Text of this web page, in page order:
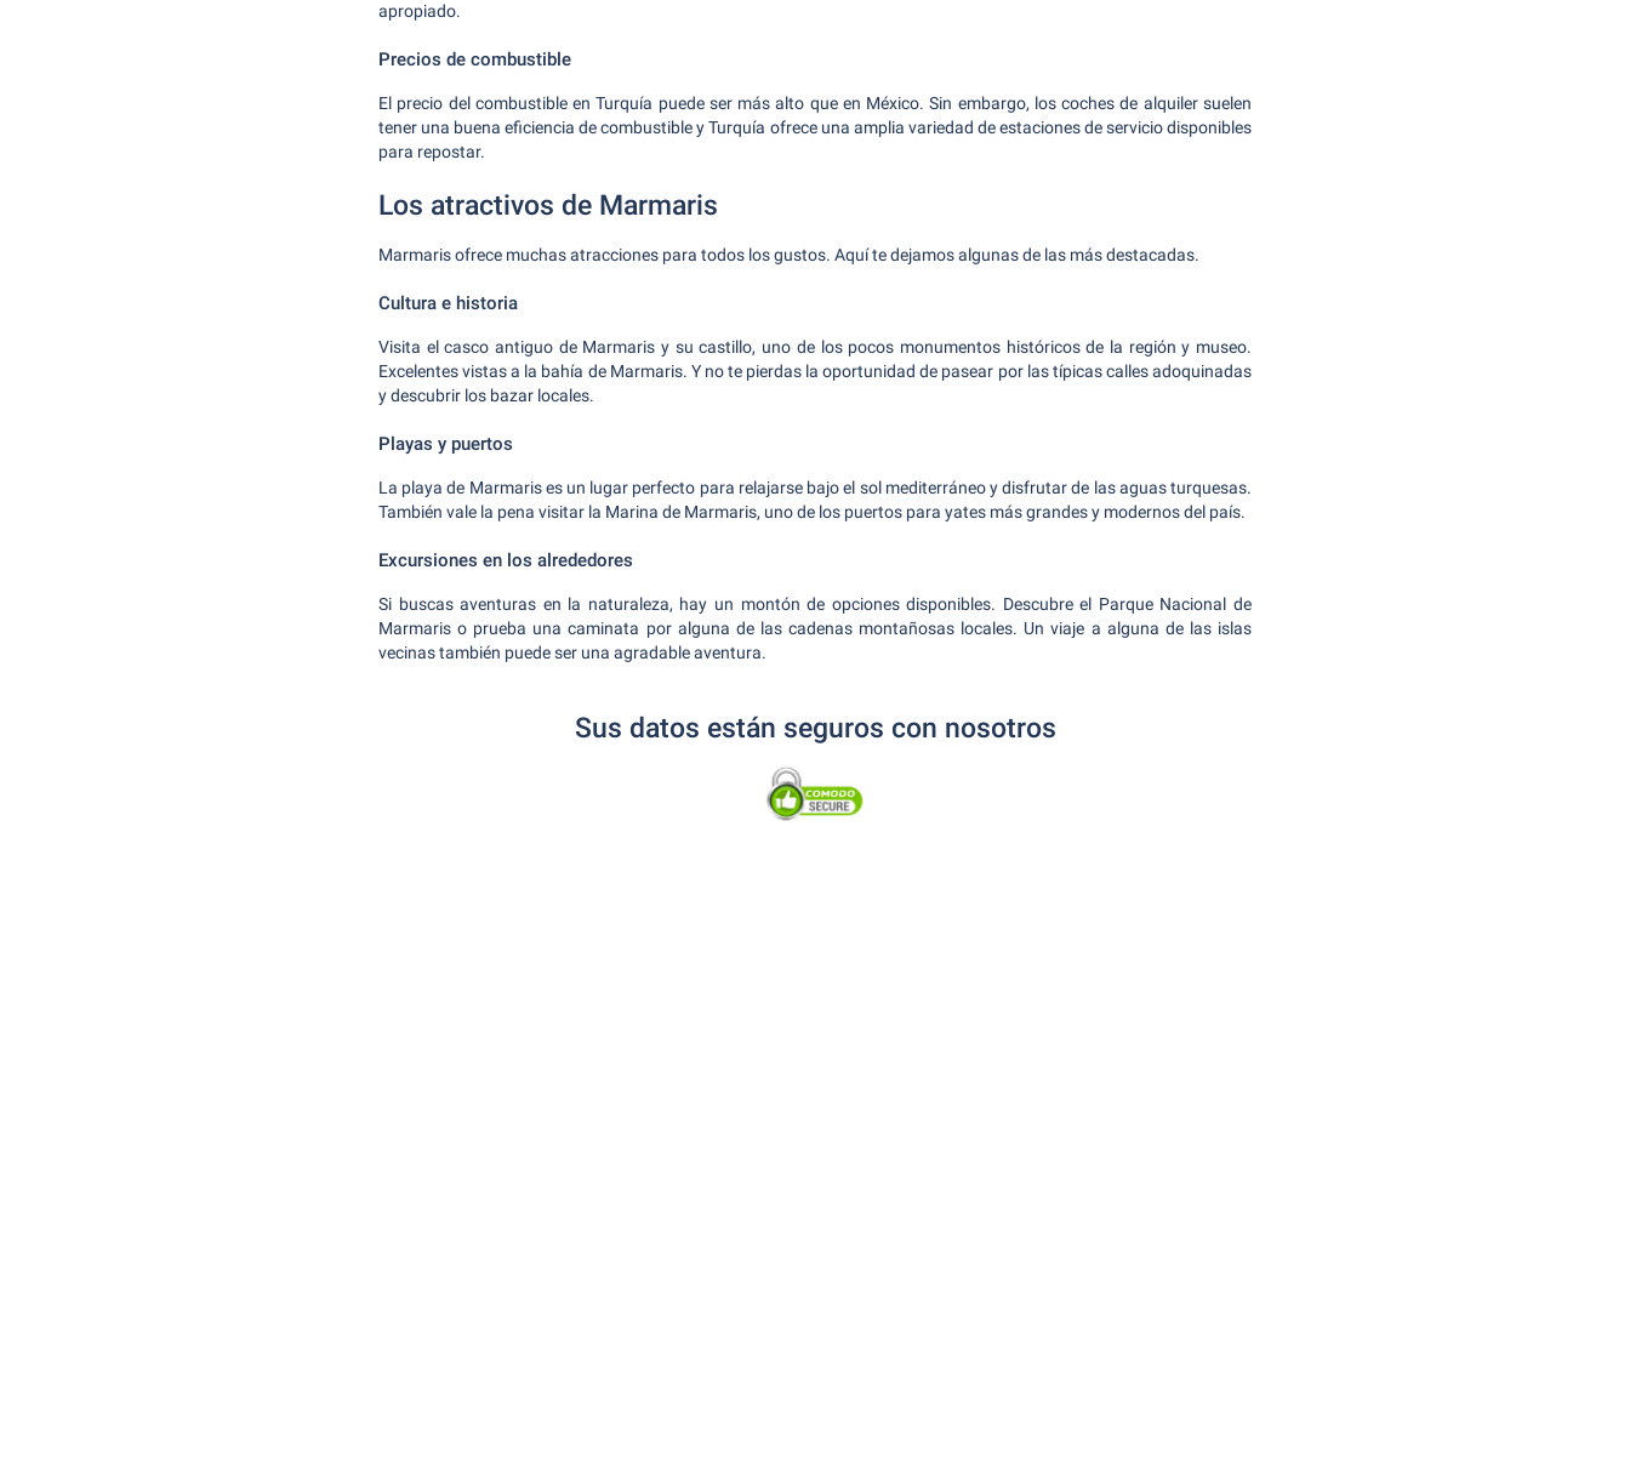
apropiado.
Precios de combustible
El precio del combustible en Turquía puede ser más alto que en México. Sin embargo, los coches de alquiler suelen
tener una buena eficiencia de combustible y Turquía ofrece una amplia variedad de estaciones de servicio disponibles
para repostar.
Los atractivos de Marmaris
Marmaris ofrece muchas atracciones para todos los gustos. Aquí te dejamos algunas de las más destacadas.
Cultura e historia
Visita el casco antiguo de Marmaris y su castillo, uno de los pocos monumentos históricos de la región y museo.
Excelentes vistas a la bahía de Marmaris. Y no te pierdas la oportunidad de pasear por las típicas calles adoquinadas
y descubrir los bazar locales.
Playas y puertos
La playa de Marmaris es un lugar perfecto para relajarse bajo el sol mediterráneo y disfrutar de las aguas turquesas.
También vale la pena visitar la Marina de Marmaris, uno de los puertos para yates más grandes y modernos del país.
Excursiones en los alrededores
Si buscas aventuras en la naturaleza, hay un montón de opciones disponibles. Descubre el Parque Nacional de
Marmaris o prueba una caminata por alguna de las cadenas montañosas locales. Un viaje a alguna de las islas
vecinas también puede ser una agradable aventura.
Sus datos están seguros con nosotros